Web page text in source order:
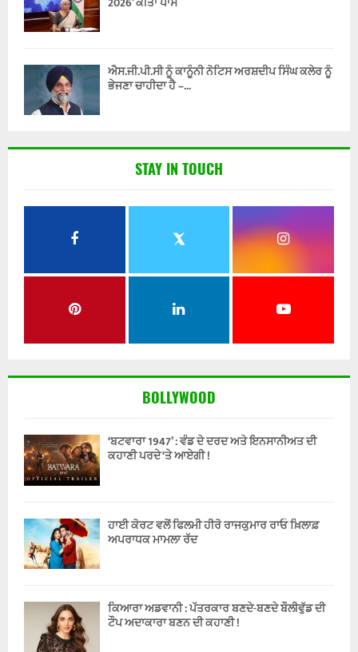
ਐਸ.ਜੀ.ਪੀ.ਸੀ ਨੂੰ ਕਾਨੂੰਨੀ ਨੋਟਿਸ ਅਰਸ਼ਦੀਪ ਸਿੰਘ ਕਲੇਰ ਨੂੰ
ਭੇਜਣਾ ਚਾਹੀਦਾ ਹੈ –...
STAY IN TOUCH
BOLLYWOOD
‘ਬਟਵਾਰਾ 1947’ : ਵੰਡ ਦੇ ਦਰਦ ਅਤੇ ਇਨਸਾਨੀਅਤ ਦੀ
ਕਹਾਣੀ ਪਰਦੇ ‘ਤੇ ਆਏਗੀ !
ਹਾਈ ਕੋਰਟ ਵਲੋਂ ਫਿਲਮੀ ਹੀਰੋ ਰਾਜਕੁਮਾਰ ਰਾਓ ਖ਼ਿਲਾਫ਼
ਅਪਰਾਧਕ ਮਾਮਲਾ ਰੱਦ
ਕਿਆਰਾ ਅਡਵਾਨੀ : ਪੱਤਰਕਾਰ ਬਣਦੇ-ਬਣਦੇ ਬੌਲੀਵੁੱਡ ਦੀ
ਟੌਪ ਅਦਾਕਾਰਾ ਬਣਨ ਦੀ ਕਹਾਣੀ !